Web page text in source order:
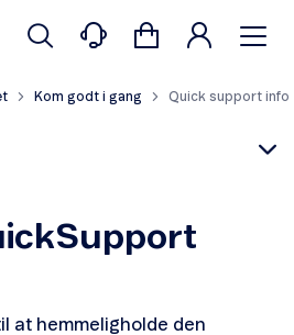
Kom godt i gang Quick support info
at hemmeligholde den